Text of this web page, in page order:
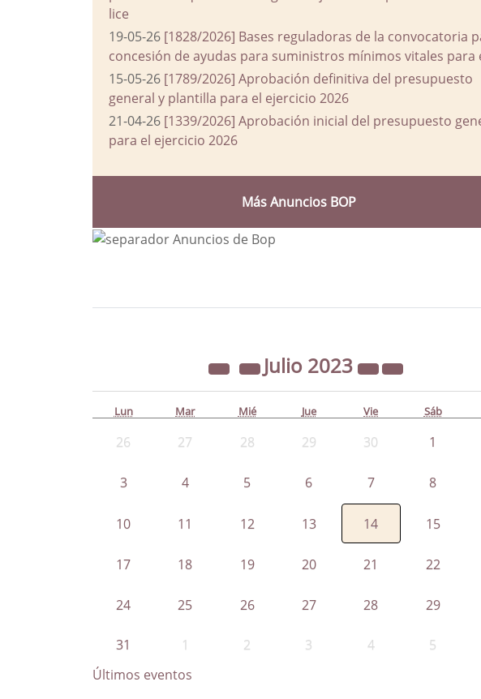
lice
19-05-26 [1828/2026] Bases reguladoras de la convocatoria
concesión de ayudas para suministros mínimos vitales para
15-05-26 [1789/2026] Aprobación definitiva del presupuesto
general y plantilla para el ejercicio 2026
21-04-26 [1339/2026] Aprobación inicial del presupuesto
para el ejercicio 2026
Más Anuncios BOP
Julio 2023
Lun Mar Mié Jue Vie Sáb
26 27 28 29 30 1
3 4 5 6 7 8
10 11 12 13 14 15
17 18 19 20 21 22
24 25 26 27 28 29
31 1 2 3 4 5
Últimos eventos